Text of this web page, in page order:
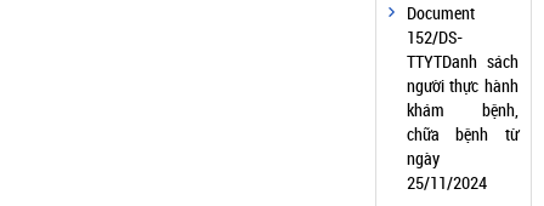
Document
152/DS-
TTYTDanh sách
người thực hành
khám bệnh,
chữa bệnh từ
ngày
25/11/2024